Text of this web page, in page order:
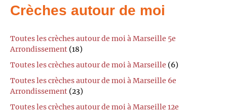
Crèches autour de moi
Toutes les crèches autour de moi à Marseille 5e
Arrondissement (18)
Toutes les crèches autour de moi à Marseille (6)
Toutes les crèches autour de moi à Marseille 6e
Arrondissement (23)
Toutes les crèches autour de moi à Marseille 12e